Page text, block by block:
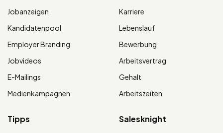
Jobanzeigen
Kandidatenpool
Employer Branding
Jobvideos
E-Mailings
Medienkampagnen
Karriere
Lebenslauf
Bewerbung
Arbeitsvertrag
Gehalt
Arbeitszeiten
Tipps Salesknight